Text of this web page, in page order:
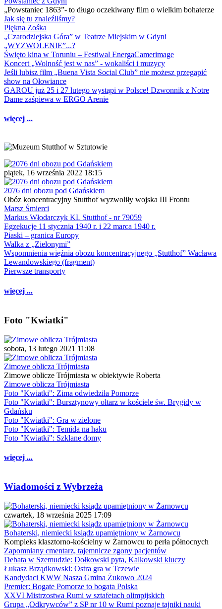
„Powstaniec 1863”- to długo oczekiwany film o wielkim bohaterze
Jak się tu znaleźliśmy?
Piękna Zośka
„Czarodziejska Góra” w Teatrze Miejskim w Gdyni
„WYZWOLENIE”...?
Święto kina w Toruniu – Festiwal EnergaCamerimage
Koncert „Wolność jest w nas” - wokaliści i muzycy
Jeśli lubisz film „Buena Vista Social Club” nie możesz przegapić
show na Ołowiance
GAROU już 25 i 27 lutego wystąpi w Polsce! Dzwonnik z Notre
Dame zaśpiewa w ERGO Arenie
więcej ...
piątek, 16 września 2022 18:15
2076 dni obozu pod Gdańskiem
Obóz koncentracyjny Stutthof wyzwoliły wojska III Frontu
Marsz Śmierci
Markus Włodarczyk KL Stutthof - nr 79059
Egzekucje 11 stycznia 1940 r. i 22 marca 1940 r.
Piaski – granica Europy
Walka z „Zielonymi”
Wspomnienia więźnia obozu koncentracyjnego „Stutthof” Wacława
Lewandowskiego (fragment)
Pierwsze transporty
więcej ...
Foto "Kwiatki"
sobota, 13 lutego 2021 11:08
Zimowe oblicza Trójmiasta
Zimowe oblicze Trójmiasta w obiektywie Roberta
Zimowe oblicza Trójmiasta
Foto "Kwiatki": Zima odwiedziła Pomorze
Foto "Kwiatki": Bursztynowy ołtarz w kościele św. Brygidy w
Gdańsku
Foto "Kwiatki": Gra w zielone
Foto "Kwiatki": Temida na haku
Foto "Kwiatki": Szklane domy
więcej ...
Wiadomości z Wybrzeża
czwartek, 18 września 2025 17:09
Bohaterski, niemiecki ksiądz upamiętniony w Żarnowcu
Kompleks klasztorno-kościelny w Żarnowcu to perła północnych
Zapomniany cmentarz, tajemnicze zgony pacjentów
Debata w Szemudzie: Dołkowski pyta, Kalkowski kluczy
Łukasz Brządkowski: Ostra gra w Tczewie
Kandydaci KWW Nasza Gmina Żukowo 2024
Premier: Bogate Pomorze to bogata Polska
XXVI Mistrzostwa Rumi w sztafetach olimpijskich
Grupa „Odkrywców” z SP nr 10 w Rumi poznaje tajniki nauki